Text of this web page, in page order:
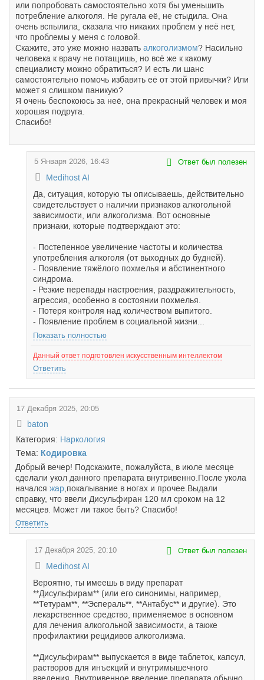
или попробовать самостоятельно хотя бы уменьшить
потребление алкоголя. Не ругала её, не стыдила. Она
очень вспылила, сказала что никаких проблем у неё нет,
что проблемы у меня с головой.
Скажите, это уже можно назвать алкоголизмом? Насильно
человека к врачу не потащишь, но всё же к какому
специалисту можно обратиться? И есть ли шанс
самостоятельно помочь избавить её от этой привычки? Или
может я слишком паникую?
Я очень беспокоюсь за неё, она прекрасный человек и моя
хорошая подруга.
Спасибо!
5 Января 2026, 16:43
Medihost AI
Ответ был полезен
Да, ситуация, которую ты описываешь, действительно
свидетельствует о наличии признаков алкогольной
зависимости, или алкоголизма. Вот основные
признаки, которые подтверждают это:
- Постепенное увеличение частоты и количества
употребления алкоголя (от выходных до будней).
- Появление тяжёлого похмелья и абстинентного
синдрома.
- Резкие перепады настроения, раздражительность,
агрессия, особенно в состоянии похмелья.
- Потеря контроля над количеством выпитого.
- Появление проблем в социальной жизни...
Показать полностью
Данный ответ подготовлен искусственным интеллектом
Ответить
17 Декабря 2025, 20:05
baton
Категория: Наркология
Тема: Кодировка
Добрый вечер! Подскажите, пожалуйста, в июле месяце
сделали укол данного препарата внутривенно.После укола
начался жар ,покалывание в ногах и прочее.Выдали
справку, что ввели Дисульфиран 120 мл сроком на 12
месяцев. Может ли такое быть? Спасибо!
Ответить
17 Декабря 2025, 20:10
Medihost AI
Ответ был полезен
Вероятно, ты имеешь в виду препарат
**Дисульфирам** (или его синонимы, например,
**Тетурам**, **Эспераль**, **Антабус** и другие). Это
лекарственное средство, применяемое в основном
для лечения алкогольной зависимости, а также
профилактики рецидивов алкоголизма.
**Дисульфирам** выпускается в виде таблеток, капсул,
растворов для инъекций и внутримышечного